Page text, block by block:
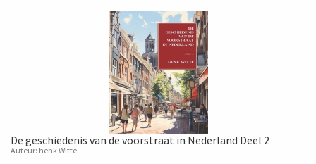
De geschiedenis van de voorstraat in Nederland Deel 2
Auteur: henk Witte